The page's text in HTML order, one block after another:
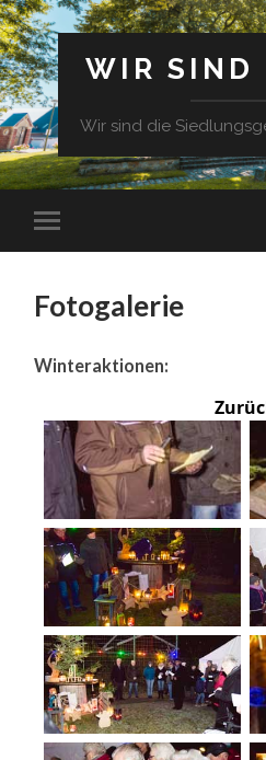
WIR SIND
Wir sind die
Fotogalerie
Winteraktionen: